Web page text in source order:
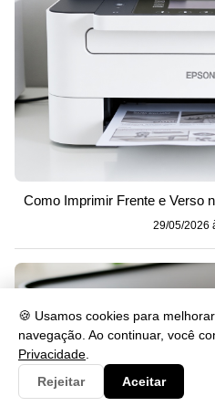
🍪 Usamos cookies para
navegação. Ao continuar, você
Privacidade
Rejeitar
Aceitar
Como Imprimir Frente e Verso
29/05/2026